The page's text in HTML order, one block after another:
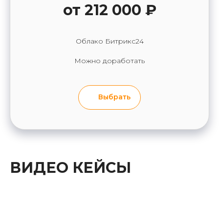
от 212 000 ₽
Облако Битрикс24
Можно доработать
Выбрать
ВИДЕО КЕЙСЫ